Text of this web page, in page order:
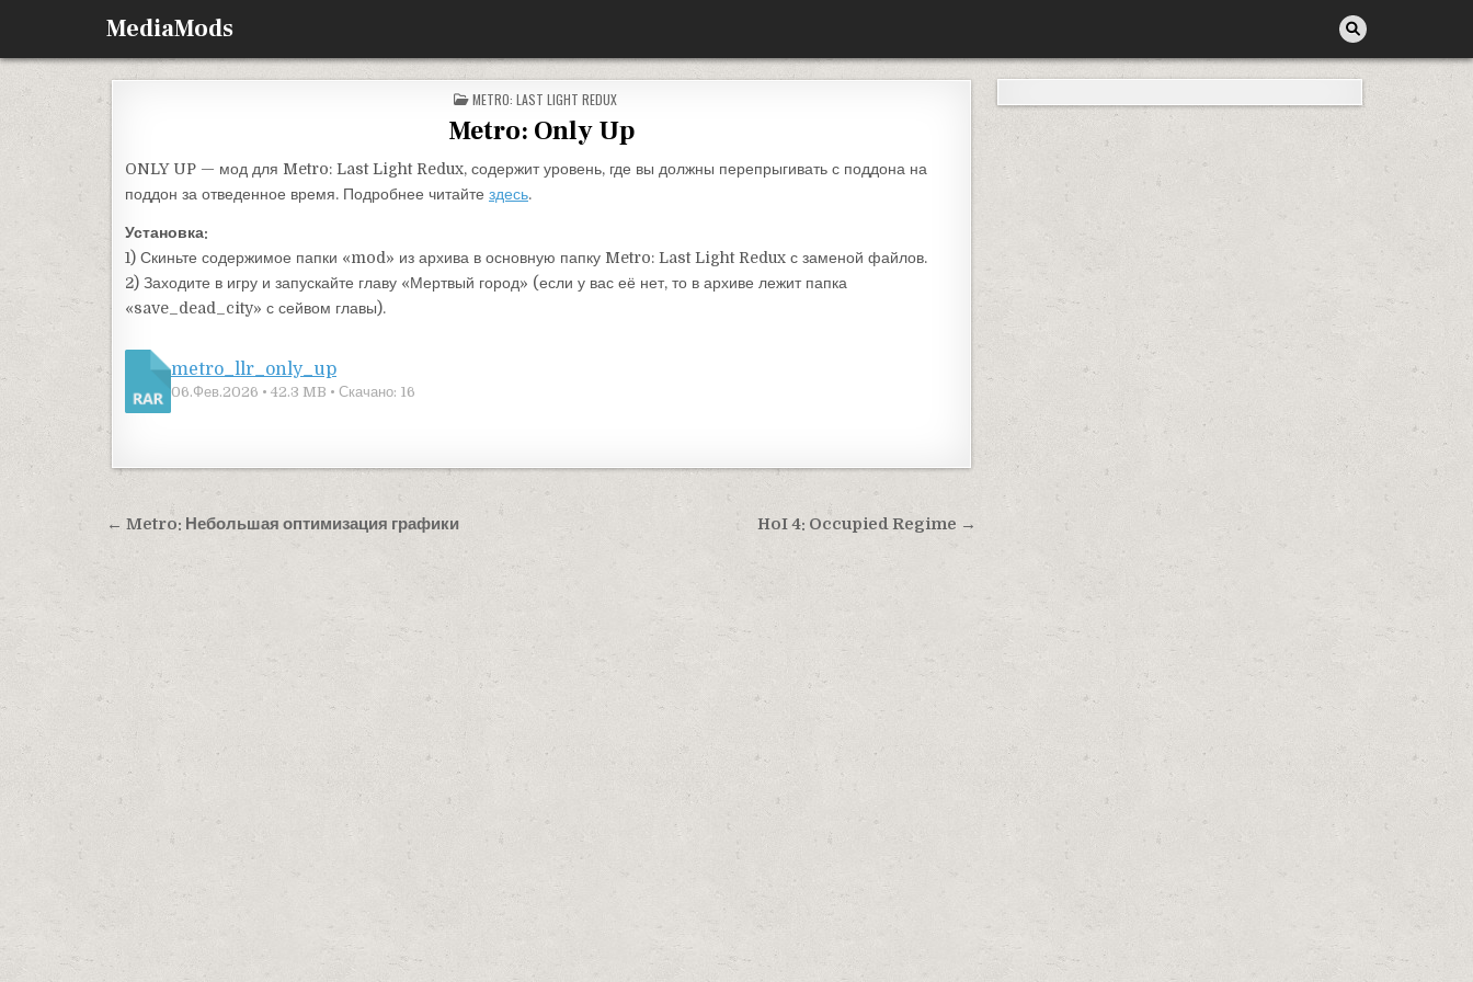
MediaMods
ОПУБЛИКОВАНО В
METRO: LAST LIGHT REDUX
Metro: Only Up
ONLY UP — мод для Metro: Last Light Redux, содержит уровень, где вы должны перепрыгивать с поддона на
поддон за отведенное время. Подробнее читайте здесь.
Установка:
1) Скиньте содержимое папки «mod» из архива в основную папку Metro: Last Light Redux с заменой файлов.
2) Заходите в игру и запускайте главу «Мертвый город» (если у вас её нет, то в архиве лежит папка
«save_dead_city» с сейвом главы).
metro_llr_only_up
06.Фев.2026 • 42.3 MB • Скачано: 16
Навигация по записям HoI 4: Occupied Regime →
← Metro: Небольшая оптимизация графики